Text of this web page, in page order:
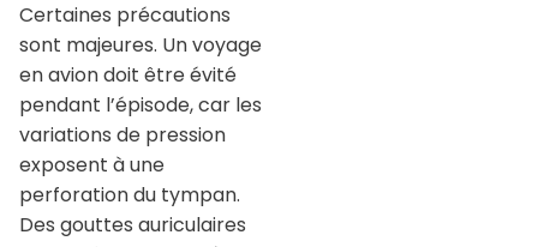
Certaines précautions
sont majeures. Un voyage
en avion doit être évité
pendant l’épisode, car les
variations de pression
exposent à une
perforation du tympan.
Des gouttes auriculaires